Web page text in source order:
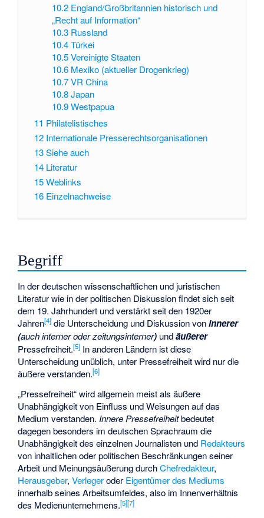
10.2 England/Großbritannien historisch und
„Recht auf Information“
10.3 Russland
10.4 Türkei
10.5 Vereinigte Staaten
10.6 Mexiko (aktueller Drogenkrieg)
10.7 VR China
10.8 Japan
10.9 Westpapua
11 Philatelistisches
12 Internationale Presserechtsorganisationen
13Siehe auch
14 Literatur
15Weblinks
16 Einzelnachweise
Begriff
In der deutschen wissenschaftlichen und juristischen
Literatur wie in der politischen Diskussion findet sich seit
dem 19. Jahrhundert und verstärkt seit den 1920er
Jahren[4] die Unterscheidung und Diskussion voninnerer
(auch interner oder zeitungsinterner) undäußerer
Pressefreiheit.[5] In anderen Ländern ist diese
Unterscheidung unüblich, unter Pressefreiheit wird nur die
äußere verstanden.[6]
„Pressefreiheit“ wird allgemein meist als äußere
Unabhängigkeit von Einfluss und Weisungen auf das
Medium verstanden.Innere Pressefreiheitbedeutet
dagegen besonders im deutschen Sprachraum die
Unabhängigkeit des einzelnen Journalisten und Redakteurs
von inhaltlichen oder politischen Beschränkungen seiner
Arbeit und Meinungsäußerung durchChefredakteur,
Herausgeber,Verlegeroder Eigentümer des Mediums
innerhalb seines Arbeitsumfeldes, also im Innenverhältnis
des Medienunternehmens.[5][7]